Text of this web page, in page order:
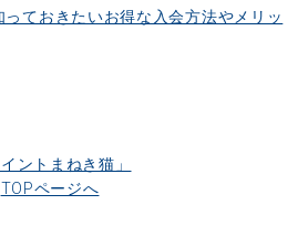
ておきたいお得な入会方法やメリッ
イントまねき猫」
TOPページへ